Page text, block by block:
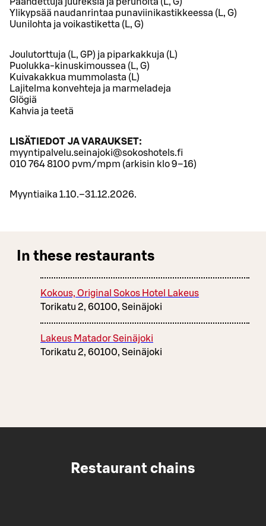
Ylikypsää naudanrintaa punaviinikastikkeessa (L, G)
Uunilohta ja voikastiketta (L, G)
Joulutorttuja (L, GP) ja piparkakkuja (L)
Puolukka-kinuskimoussea (L, G)
Kuivakakkua mummolasta (L)
Lajitelma konvehteja ja marmeladeja
Glögiä
Kahvia ja teetä
LISÄTIEDOT JA VARAUKSET:
myyntipalvelu.seinajoki@sokoshotels.fi
010 764 8100 pvm/mpm (arkisin klo 9–16)
Myyntiaika 1.10.–31.12.2026.
In these restaurants
Kokous, Original Sokos Hotel Lakeus
Torikatu 2, 60100, Seinäjoki
Lakeus Matador Seinäjoki
Torikatu 2, 60100, Seinäjoki
Restaurant chains